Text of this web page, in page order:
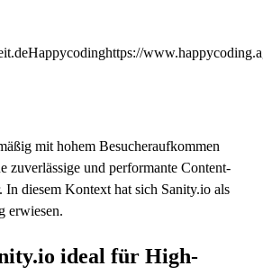
Happycodinghttps://
mit hohem Besucheraufkommen
zuverlässige und performante Content-
In diesem Kontext hat sich Sanity.io als
erwiesen.
ideal für High-